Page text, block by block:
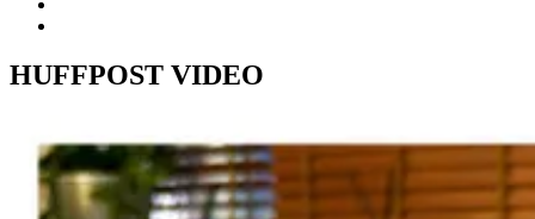
HUFFPOST VIDEO